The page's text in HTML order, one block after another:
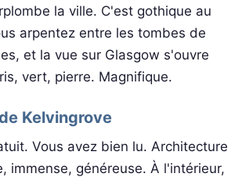
la ville. C'est gothique au
arpentez entre les tombes de
et la vue sur Glasgow s'ouvre
vert, pierre. Magnifique.
Kelvingrove
Vous avez bien lu. Architecture
immense, généreuse. À l'intérieur,